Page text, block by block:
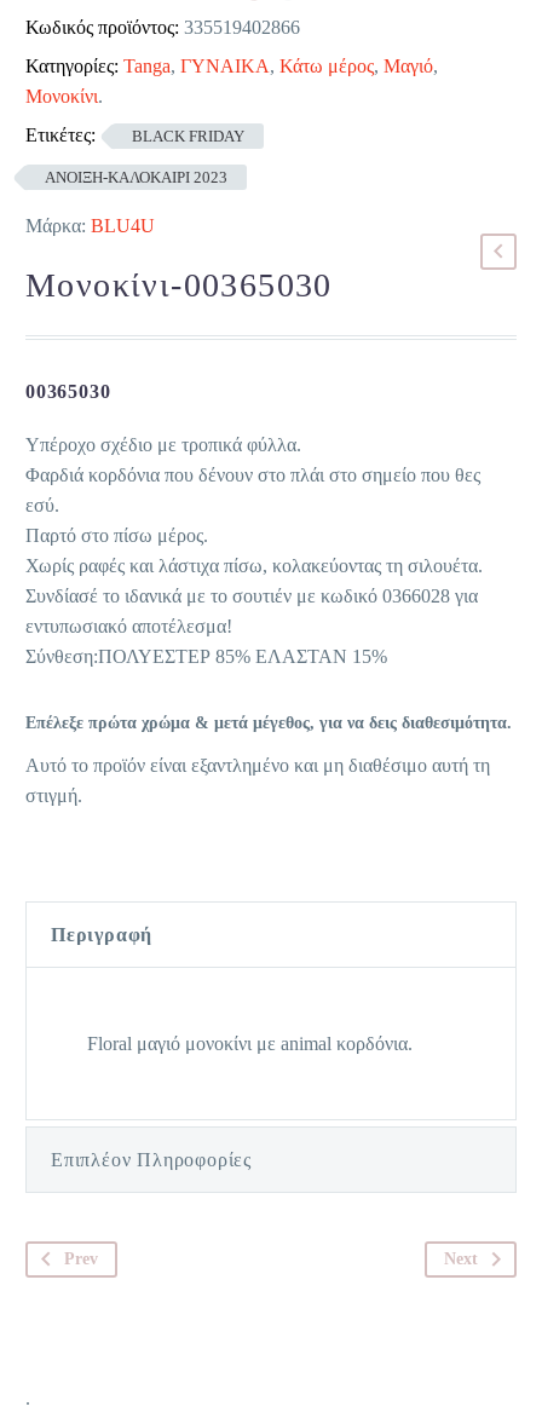
Κωδικός προϊόντος: 335519402866
Κατηγορίες: Tanga, ΓΥΝΑΙΚΑ, Κάτω μέρος, Μαγιό,
Μονοκίνι.
Ετικέτες:
BLACK FRIDAY
ΑΝΟΙΞΗ-ΚΑΛΟΚΑΙΡΙ 2023
Μάρκα: BLU4U
Μονοκίνι-00365030
00365030
Υπέροχο σχέδιο με τροπικά φύλλα.
Φαρδιά κορδόνια που δένουν στο πλάι στο σημείο που θες
εσύ.
Παρτό στο πίσω μέρος.
Χωρίς ραφές και λάστιχα πίσω, κολακεύοντας τη σιλουέτα.
Συνδίασέ το ιδανικά με το σουτιέν με κωδικό 0366028 για
εντυπωσιακό αποτέλεσμα!
Σύνθεση:ΠΟΛΥΕΣΤΕΡ 85% ΕΛΑΣΤΑΝ 15%
Επέλεξε πρώτα χρώμα & μετά μέγεθος, για να δεις διαθεσιμότητα.
Αυτό το προϊόν είναι εξαντλημένο και μη διαθέσιμο αυτή τη
στιγμή.
Περιγραφή
Floral μαγιό μονοκίνι με animal κορδόνια.
Επιπλέον Πληροφορίες
Prev Next
.